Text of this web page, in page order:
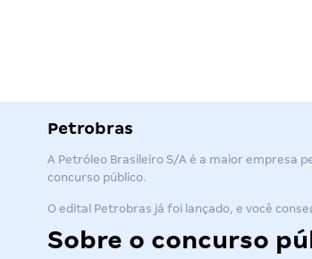
Petrobras
A Petróleo Brasileiro S/A é a maior empresa
concurso público.
O edital Petrobras já foi lançado, e você
Sobre o concurso